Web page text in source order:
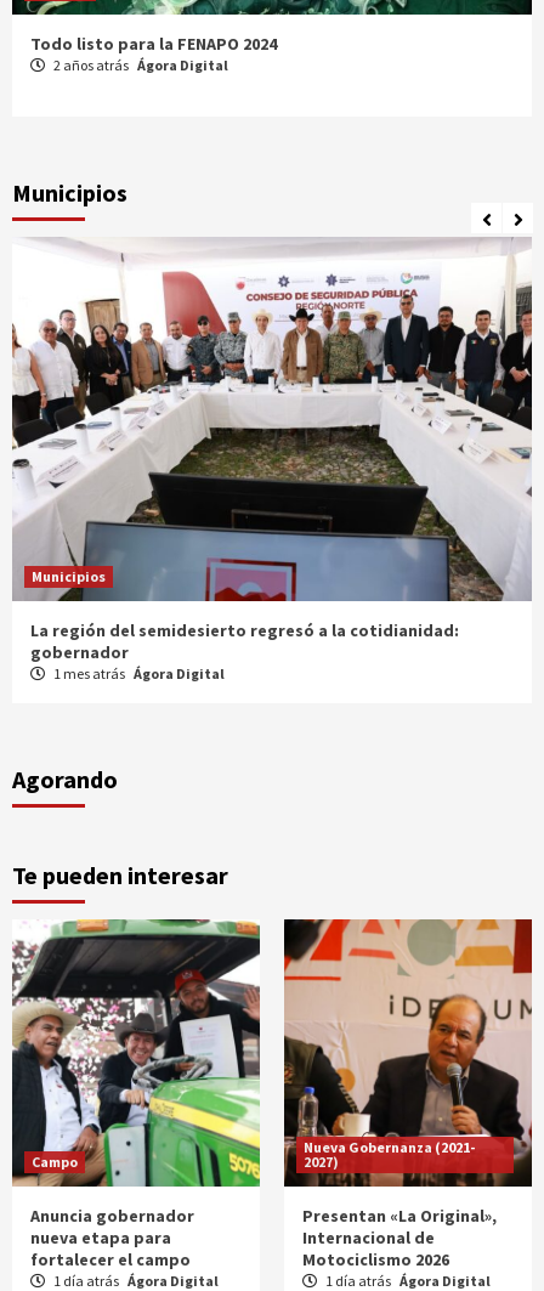
Comparte Cecytez estrategias para mejora académica en
Tamaulipas
Municipios
Municipios
Entrega gobernador a productores 100 mdp en semilla
1 mes atrás
Agorando
Te pueden interesar
Campo
Anuncia gobernador
nueva etapa para
fortalecer el campo
1 día atrás Ágora Digital
Nueva Gobernanza (2021-
2027)
Presentan «La Original»,
Internacional de
Motociclismo 2026
1 día atrás Ágora Digital